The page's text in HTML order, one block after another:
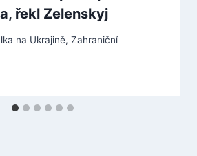
řekl Zelenskyj
na Ukrajině, Zahraniční